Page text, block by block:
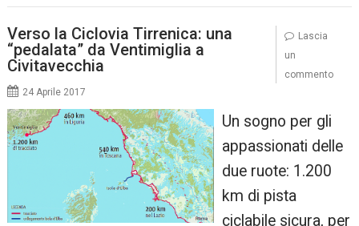
Verso la Ciclovia Tirrenica: una
“pedalata” da Ventimiglia a
Civitavecchia
24 Aprile 2017
Un sogno per gli
appassionati delle
due ruote: 1.200
km di pista
ciclabile sicura, per
Lascia
un
commento